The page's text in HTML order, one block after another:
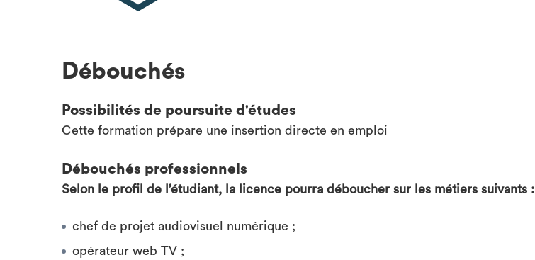
Débouchés
Possibilités de poursuite d'études
Cette formation prépare une insertion directe en emploi
Débouchés professionnels
Selon le profil de l’étudiant, la licence pourra déboucher sur les métiers suivants :
chef de projet audiovisuel numérique ;
opérateur web TV ;